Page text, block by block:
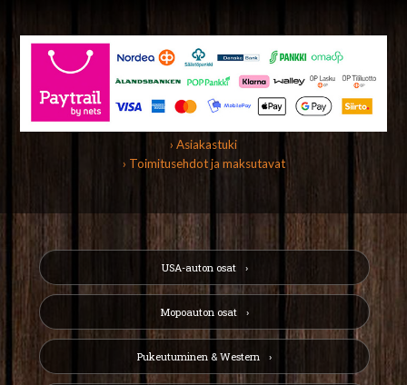
› Asiakastuki
› Toimitusehdot ja maksutavat
USA-auton osat
Mopoauton osat
Pukeutuminen & Western